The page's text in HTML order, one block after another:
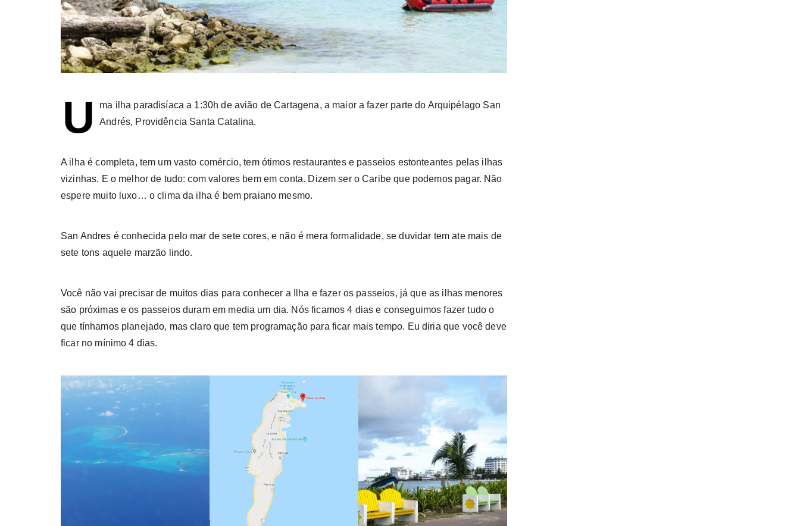
U
ma ilha paradisíaca a 1:30h de avião de Cartagena, a maior a fazer parte do Arquipélago San
Andrés, Providência Santa Catalina.
A ilha é completa, tem um vasto comércio, tem ótimos restaurantes e passeios estonteantes pelas ilhas
vizinhas. E o melhor de tudo: com valores bem em conta. Dizem ser o Caribe que podemos pagar. Não
espere muito luxo… o clima da ilha é bem praiano mesmo.
San Andres é conhecida pelo mar de sete cores, e não é mera formalidade, se duvidar tem ate mais de
sete tons aquele marzão lindo.
Você não vai precisar de muitos dias para conhecer a Ilha e fazer os passeios, já que as ilhas menores
são próximas e os passeios duram em media um dia. Nós ficamos 4 dias e conseguimos fazer tudo o
que tínhamos planejado, mas claro que tem programação para ficar mais tempo. Eu diria que você deve
ficar no mínimo 4 dias.